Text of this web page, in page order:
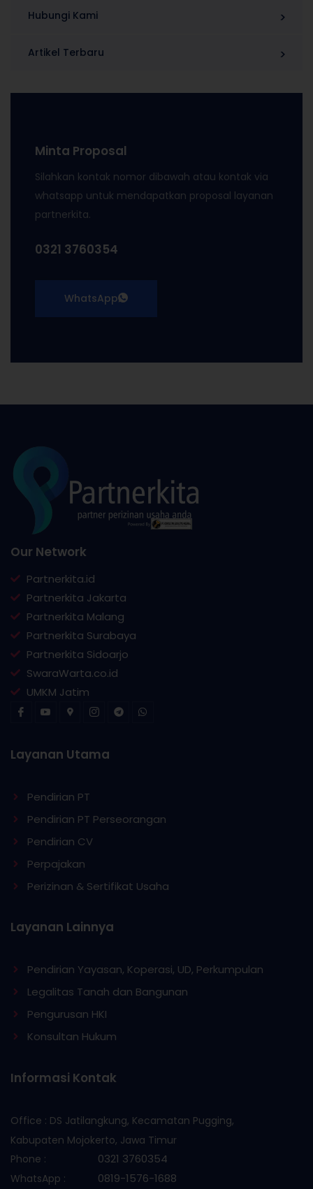
Hubungi Kami
Artikel Terbaru
Minta Proposal
Silahkan kontak nomor dibawah atau kontak via
whatsapp untuk mendapatkan proposal layanan
partnerkita.
0321 3760354
WhatsApp
Our Network
Partnerkita.id
Partnerkita Jakarta
Partnerkita Malang
Partnerkita Surabaya
Partnerkita Sidoarjo
SwaraWarta.co.id
UMKM Jatim
Layanan Utama
Pendirian PT
Pendirian PT Perseorangan
Pendirian CV
Perpajakan
Perizinan & Sertifikat Usaha
Layanan Lainnya
Pendirian Yayasan, Koperasi, UD, Perkumpulan
Legalitas Tanah dan Bangunan
Pengurusan HKI
Konsultan Hukum
Informasi Kontak
Office : DS Jatilangkung, Kecamatan Pugging,
Kabupaten Mojokerto, Jawa Timur
Phone :
0321 3760354
WhatsApp : 0819-1576-1688